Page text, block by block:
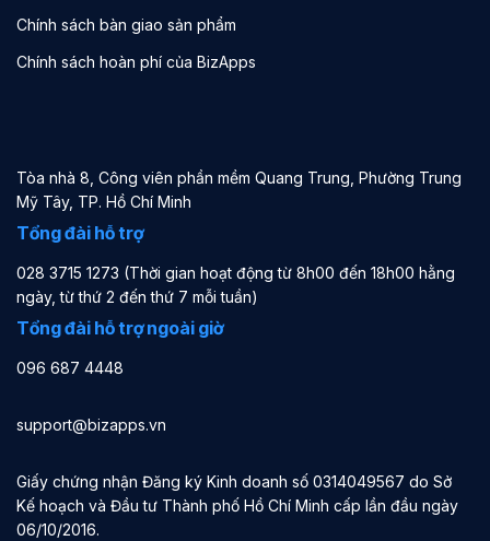
Chính sách bàn giao sản phẩm
Chính sách hoàn phí của BizApps
Tòa nhà 8, Công viên phần mềm Quang Trung, Phường Trung
Mỹ Tây, TP. Hồ Chí Minh
Tổng đài hỗ trợ
028 3715 1273 (Thời gian hoạt động từ 8h00 đến 18h00 hằng
ngày, từ thứ 2 đến thứ 7 mỗi tuần)
Tổng đài hỗ trợ ngoài giờ
096 687 4448
support@bizapps.vn
Giấy chứng nhận Đăng ký Kinh doanh số 0314049567 do Sở
Kế hoạch và Đầu tư Thành phố Hồ Chí Minh cấp lần đầu ngày
06/10/2016.